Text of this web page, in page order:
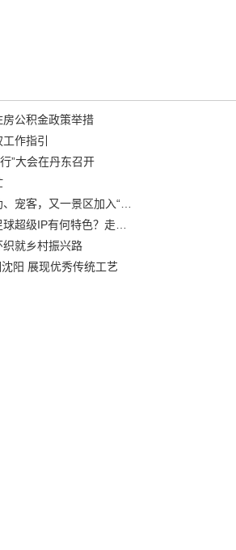
公积金政策举措
作指引
”大会在丹东召开
“38+1”！沈阳文旅听劝、宠客，又一景区加入“东北超”优惠名单！
全国首个跨省区城市足球超级IP有何特色？走进沈阳现场去看看
就乡村振兴路
阳 展现优秀传统工艺